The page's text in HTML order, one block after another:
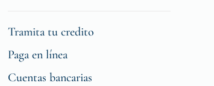
Tramita tu credito
Paga en línea
Cuentas bancarias